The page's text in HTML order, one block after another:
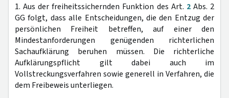
1. Aus der freiheitssichernden Funktion des Art. 2Abs. 2
GG folgt, dass alle Entscheidungen, die den Entzug der
persönlichen Freiheit betreffen, auf einer den
Mindestanforderungen genügenden richterlichen
Sachaufklärung beruhen müssen. Die richterliche
Aufklärungspflicht gilt dabei auch im
Vollstreckungsverfahren sowie generell in Verfahren, die
dem Freibeweis unterliegen.